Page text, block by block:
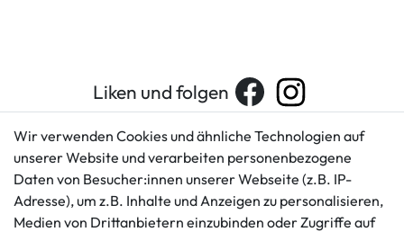
Liken und folgen
Kundenservice
+49 421 596586
Mo. - Fr. 9 - 16 Uhr
Rechtliches
AGB
Impressum
Wir verwenden Cookies und ähnliche Technologien auf
unserer Website und verarbeiten personenbezogene
Daten von Besucher:innen unserer Webseite (z.B. IP-
Adresse), um z.B. Inhalte und Anzeigen zu personalisieren,
Medien von Drittanbietern einzubinden oder Zugriffe auf